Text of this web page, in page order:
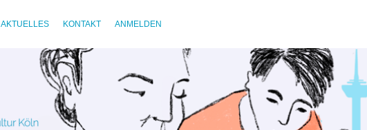
AKTUELLES KONTAKT ANMELDEN